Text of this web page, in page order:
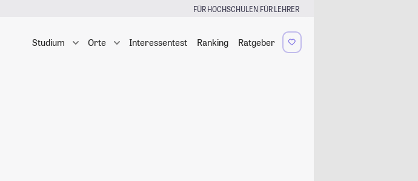
FÜR HOCHSCHULEN|FÜR LEHRER
Studium Orte Interessentest Ranking Ratgeber